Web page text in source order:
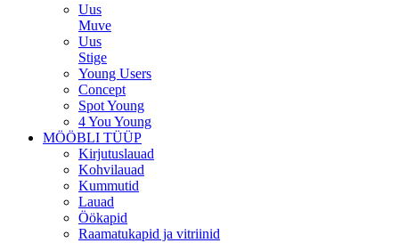
Uus
Muve
Uus
Stige
Young Users
Concept
Spot Young
4 You Young
MÖÖBLI TÜÜP
Kirjutuslauad
Kohvilauad
Kummutid
Lauad
Öökapid
Raamatukapid ja vitriinid